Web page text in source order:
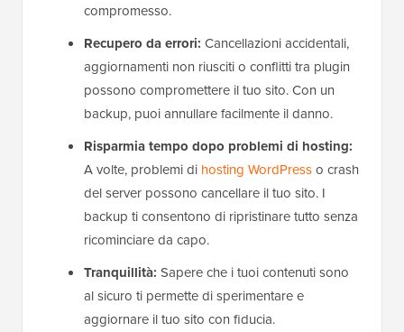
compromesso.
Recupero da errori: Cancellazioni accidentali,
aggiornamenti non riusciti o conflitti tra plugin
possono compromettere il tuo sito. Con un
backup, puoi annullare facilmente il danno.
Risparmia tempo dopo problemi di hosting:
A volte, problemi di hosting WordPresso crash
del server possono cancellare il tuo sito. I
backup ti consentono di ripristinare tutto senza
ricominciare da capo.
Tranquillità: Sapere che i tuoi contenuti sono
al sicuro ti permette di sperimentare e
aggiornare il tuo sito con fiducia.